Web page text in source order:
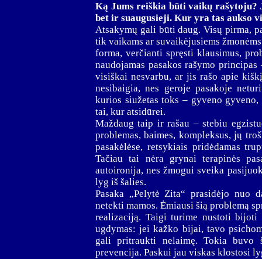
Ką Jums reiškia būti vaikų
bet ir suaugusieji. Kur yra tas aukso
Atsakymų gali būti daug. Visų pirma,
tik vaikams ar suvaikėjusiems
forma, verčianti spręsti klausimus,
naudojamas pasakos rašymo
visiškai nesvarbu, ar jis rašo apie
nesibaigia, nes geroje pasakoje
kurios siužetas toks – gyveno
tai, kur atsidūrei.
Maždaug taip ir rašau – stebiu
problemas, baimes, kompleksus, jų
pasakėlėse, retsykiais pridėdamas
Tačiau tai nėra grynai terapinės
autoironija, nes žmogui sveika
lyg iš šalies.
Pasaka „Pelytė Zita“ prasidėjo nuo
netekti mamos. Ėmiausi šią problemą
realizaciją. Taigi turime nustoti
ugdymas: jei kažko bijai, tavo
gali pritraukti nelaimę. Tokia buvo
prevencija. Paskui jau viskas klostosi